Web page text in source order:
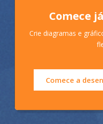
Comece
Crie diagramas e
Comece a